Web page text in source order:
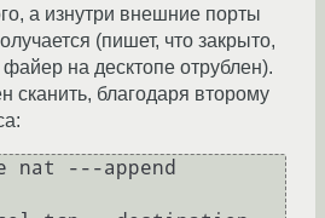
а изнутри внешние порты
(пишет, что закрыто,
на десктопе отрублен).
сканить, благодаря второму
---append